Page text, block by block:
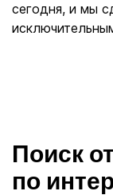
сегодня, и мы
Поиск
по